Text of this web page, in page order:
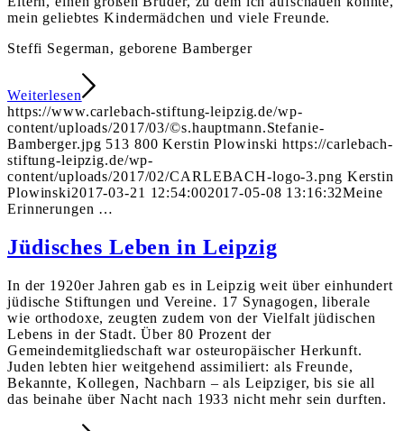
mein geliebtes Kindermädchen und viele Freunde.
Steffi Segerman, geborene Bamberger
Weiterlesen
https://www.carlebach-stiftung-leipzig.de/wp-
content/uploads/2017/03/©s.hauptmann.Stefanie-
Bamberger.jpg 513 800 Kerstin Plowinski https://carlebach-
stiftung-leipzig.de/wp-
content/uploads/2017/02/CARLEBACH-logo-3.png Kerstin
Plowinski2017-03-21 12:54:002017-05-08 13:16:32Meine
Erinnerungen …
Jüdisches Leben in Leipzig
In der 1920er Jahren gab es in Leipzig weit über einhundert
jüdische Stiftungen und Vereine. 17 Synagogen, liberale
wie orthodoxe, zeugten zudem von der Vielfalt jüdischen
Lebens in der Stadt. Über 80 Prozent der
Gemeindemitgliedschaft war osteuropäischer Herkunft.
Juden lebten hier weitgehend assimiliert: als Freunde,
Bekannte, Kollegen, Nachbarn – als Leipziger, bis sie all
das beinahe über Nacht nach 1933 nicht mehr sein durften.